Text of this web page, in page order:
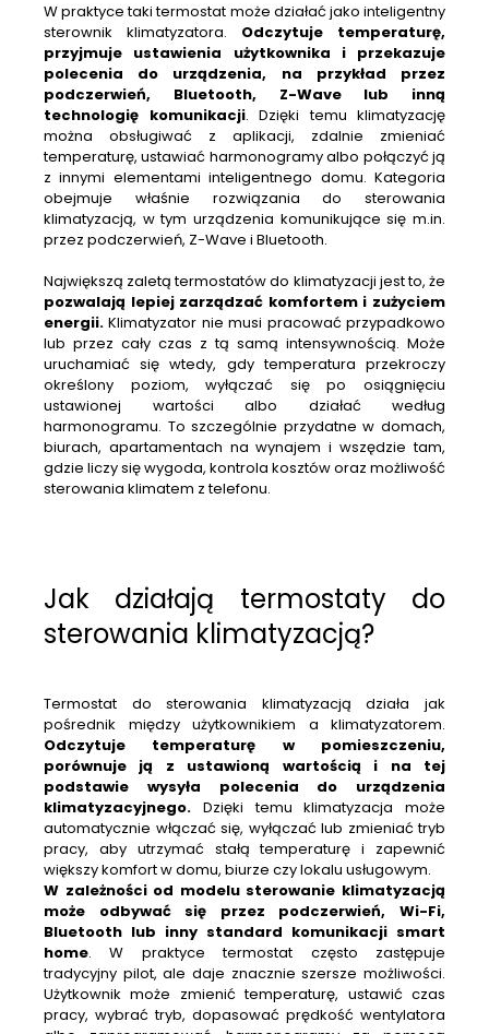
W praktyce taki termostat może działać jako inteligentny
sterownik klimatyzatora. Odczytuje temperaturę,
przyjmuje ustawienia użytkownika i przekazuje
polecenia do urządzenia, na przykład przez
podczerwień, Bluetooth, Z-Wave lub inną
technologię komunikacji. Dzięki temu klimatyzację
można obsługiwać z aplikacji, zdalnie zmieniać
temperaturę, ustawiać harmonogramy albo połączyć ją
z innymi elementami inteligentnego domu. Kategoria
obejmuje właśnie rozwiązania do sterowania
klimatyzacją, w tym urządzenia komunikujące się m.in.
przez podczerwień, Z-Wave i Bluetooth.
Największą zaletą termostatów do klimatyzacji jest to, że
pozwalają lepiej zarządzać komfortem i zużyciem
energii.Klimatyzator nie musi pracować przypadkowo
lub przez cały czas z tą samą intensywnością. Może
uruchamiać się wtedy, gdy temperatura przekroczy
określony poziom, wyłączać się po osiągnięciu
ustawionej wartości albo działać według
harmonogramu. To szczególnie przydatne w domach,
biurach, apartamentach na wynajem i wszędzie tam,
gdzie liczy się wygoda, kontrola kosztów oraz możliwość
sterowania klimatem z telefonu.
Jak działają termostaty do
sterowania klimatyzacją?
Termostat do sterowania klimatyzacją działa jak
pośrednik między użytkownikiem a klimatyzatorem.
Odczytuje temperaturę w pomieszczeniu,
porównuje ją z ustawioną wartością i na tej
podstawie wysyła polecenia do urządzenia
klimatyzacyjnego. Dzięki temu klimatyzacja może
automatycznie włączać się, wyłączać lub zmieniać tryb
pracy, aby utrzymać stałą temperaturę i zapewnić
większy komfort w domu, biurze czy lokalu usługowym.
W zależności od modelu sterowanie klimatyzacją
może odbywać się przez podczerwień, Wi-Fi,
Bluetooth lub inny standard komunikacji smart
home. W praktyce termostat często zastępuje
tradycyjny pilot, ale daje znacznie szersze możliwości.
Użytkownik może zmienić temperaturę, ustawić czas
pracy, wybrać tryb, dopasować prędkość wentylatora